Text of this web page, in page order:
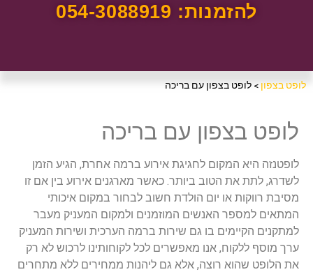
להזמנות: 054-3088919
לופט בצפון > לופט בצפון עם בריכה
לופט בצפון עם בריכה
לופטנזה היא המקום לחגיגת אירוע ברמה אחרת, הגיע הזמן
לשדרג, לתת את הטוב ביותר. כאשר מארגנים אירוע בין אם זו
מסיבת רווקות או יום הולדת חשוב לבחור במקום איכותי
המתאים למספר האנשים המוזמנים ולמקום המעניק מעבר
למתקנים הקיימים בו גם שירות ברמה הערכית ושירות המעניק
ערך מוסף ללקוח, אנו מאפשרים לכל לקוחותינו לרכוש לא רק
את הלופט שהוא רוצה, אלא גם ליהנות ממחירים ללא מתחרים